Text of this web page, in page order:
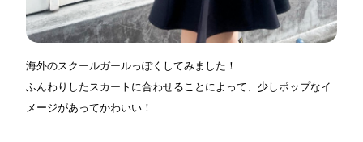
海外のスクールガールっぽくしてみました！
ふんわりしたスカートに合わせることによって、少しポップなイ
メージがあってかわいい！